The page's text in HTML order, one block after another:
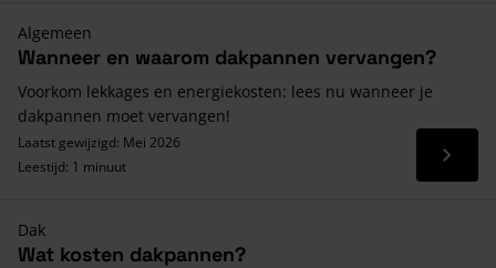
Algemeen
Wanneer en waarom dakpannen vervangen?
Voorkom lekkages en energiekosten: lees nu wanneer je
dakpannen moet vervangen!
Laatst gewijzigd: Mei 2026
Leestijd: 1 minuut
Lees
Dak
Wat kosten dakpannen?